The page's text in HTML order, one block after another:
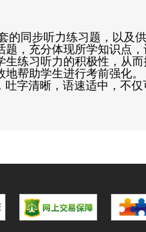
的同步听力练习题，以及
，充分体现所学知识点，
练习听力的积极性，从
帮助学生进行考前强化。
字清晰，语速适中，不仅